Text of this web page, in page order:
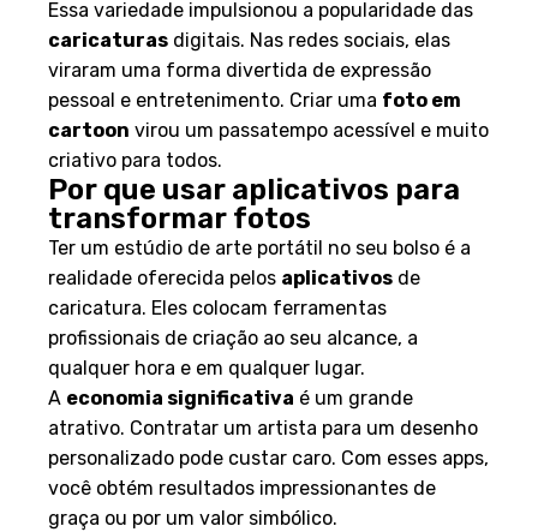
Essa variedade impulsionou a popularidade das
caricaturas digitais. Nas redes sociais, elas
viraram uma forma divertida de expressão
pessoal e entretenimento. Criar uma foto em
cartoon virou um passatempo acessível e muito
criativo para todos.
Por que usar aplicativos para
transformar fotos
Ter um estúdio de arte portátil no seu bolso é a
realidade oferecida pelos aplicativos de
caricatura. Eles colocam ferramentas
profissionais de criação ao seu alcance, a
qualquer hora e em qualquer lugar.
A economia significativa é um grande
atrativo. Contratar um artista para um desenho
personalizado pode custar caro. Com esses apps,
você obtém resultados impressionantes de
graça ou por um valor simbólico.